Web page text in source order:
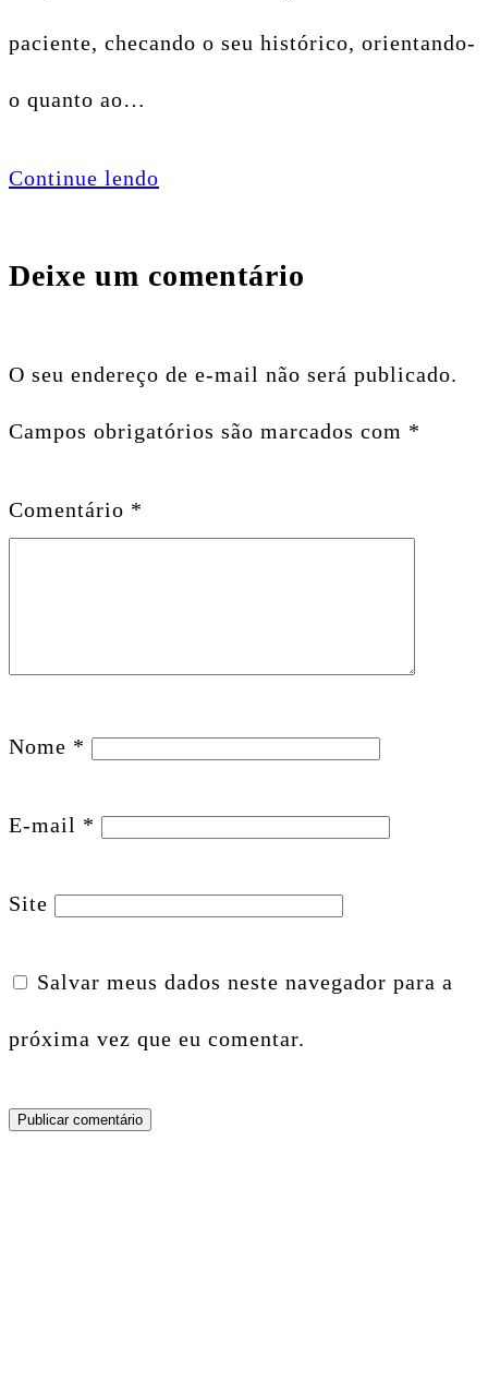
paciente, checando o seu histórico, orientando-
o quanto ao…
Continue lendo
Deixe um comentário
O seu endereço de e-mail não será publicado.
Campos obrigatórios são marcados com *
Comentário *
Nome *
E-mail *
Site
Salvar meus dados neste navegador para a
próxima vez que eu comentar.